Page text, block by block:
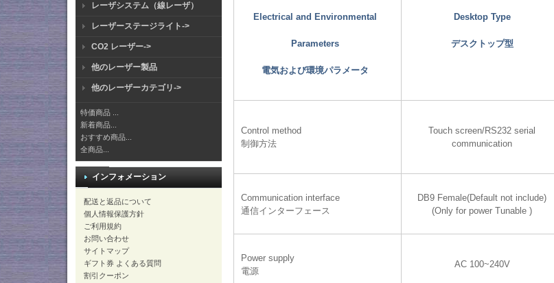
レーザシステム（線レーザ）
レーザーステージライト->
CO2 レーザー->
他のレーザー製品
他のレーザーカテゴリ->
特価商品 ...
新着商品...
おすすめ商品...
全商品...
インフォメーション
配送と返品について
個人情報保護方針
ご利用規約
お問い合わせ
サイトマップ
ギフト券 よくある質問
割引クーポン
Electrical and Environmental
Parameters
電気および環境パラメータ
Desktop Type
デスクトップ型
Control method
制御方法
Touch screen/RS232 serial
communication
Communication interface
通信インターフェース
DB9 Female(Default not include)
(Only for power Tunable )
Power supply
電源
AC 100~240V